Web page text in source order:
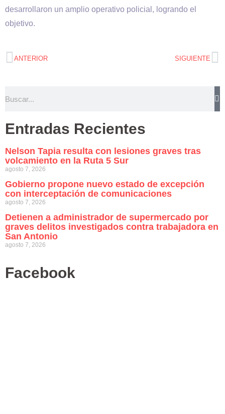
desarrollaron un amplio operativo policial, logrando el
objetivo.
ANTERIOR SIGUIENTE
Entradas Recientes
Nelson Tapia resulta con lesiones graves tras
volcamiento en la Ruta 5 Sur
agosto 7, 2026
Gobierno propone nuevo estado de excepción
con interceptación de comunicaciones
agosto 7, 2026
Detienen a administrador de supermercado por
graves delitos investigados contra trabajadora en
San Antonio
agosto 7, 2026
Facebook